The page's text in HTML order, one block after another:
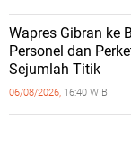
Wapres Gibran ke
Personel dan
Sejumlah Titik
06/08/2026, 16:40 WIB